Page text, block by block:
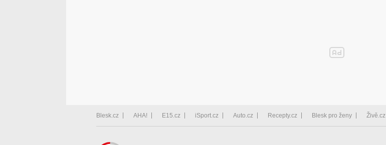
Blesk.cz AHA! E15.cz iSport.cz Auto.cz Recepty.cz Blesk pro ženy Živě.cz